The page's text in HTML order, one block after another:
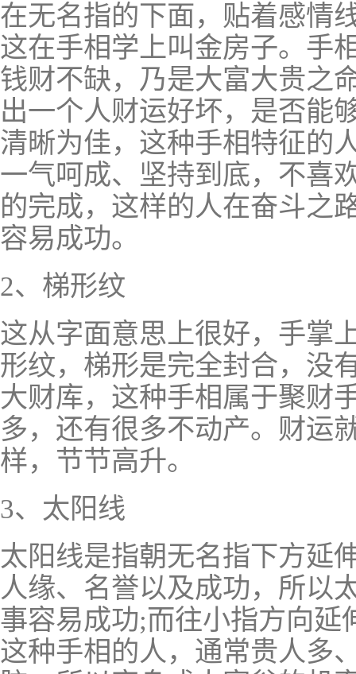
在无名指的下面，贴着感情
这在手相学上叫金房子。手
钱财不缺，乃是大富大贵之
出一个人财运好坏，是否能
清晰为佳，这种手相特征的
一气呵成、坚持到底，不喜
的完成，这样的人在奋斗之
容易成功。
2、梯形纹
这从字面意思上很好，手掌
形纹，梯形是完全封合，没
大财库，这种手相属于聚财
多，还有很多不动产。财运
样，节节高升。
3、太阳线
太阳线是指朝无名指下方延
人缘、名誉以及成功，所以
事容易成功;而往小指方向延
这种手相的人，通常贵人多